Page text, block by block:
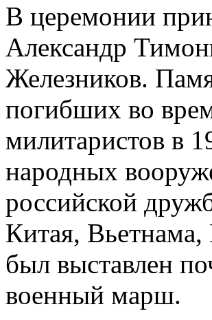
В церемонии
Александр
Железников.
погибших во
милитаристов в
народных
российской
Китая,
был выставлен
военный марш.